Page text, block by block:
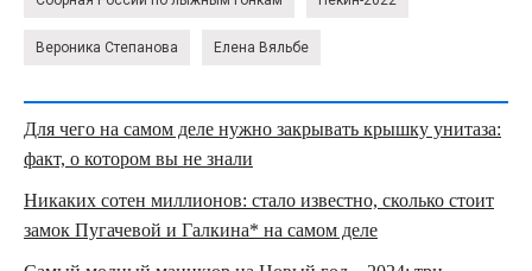
Вероника Степанова Елена Вяльбе
Для чего на самом деле нужно закрывать крышку унитаза:
факт, о котором вы не знали
Никаких сотен миллионов: стало известно, сколько стоит
замок Пугачевой и Галкина* на самом деле